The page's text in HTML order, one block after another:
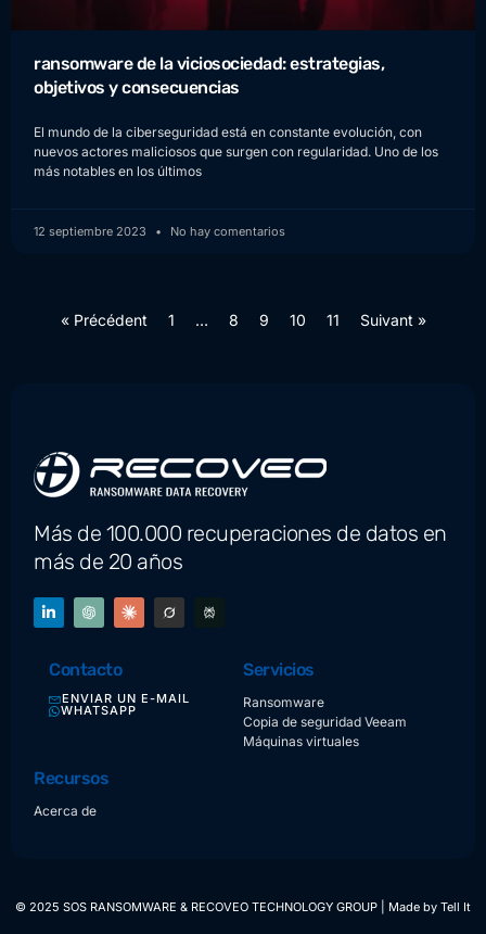
ransomware de la viciosociedad: estrategias,
objetivos y consecuencias
El mundo de la ciberseguridad está en constante evolución, con
nuevos actores maliciosos que surgen con regularidad. Uno de los
más notables en los últimos
12 septiembre 2023 No hay comentarios
« Précédent 1 … 8 9 10 11 Suivant »
Más de 100.000 recuperaciones de datos en
más de 20 años
Contacto
ENVIAR UN E-MAIL
WHATSAPP
Servicios
Ransomware
Copia de seguridad Veeam
Máquinas virtuales
Recursos
Acerca de
© 2025 SOS RANSOMWARE & RECOVEO TECHNOLOGY GROUP | Made by Tell It